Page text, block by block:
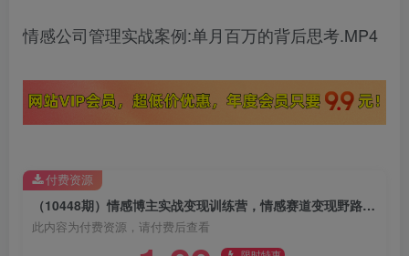
情感公司管理实战案例:单月百万的背后思考.MP4
（10448期）情感博主实战变现训练营，情感赛道变现野路子，单月变现百万（26节课）
此内容为付费资源，请付费后查看
付费资源